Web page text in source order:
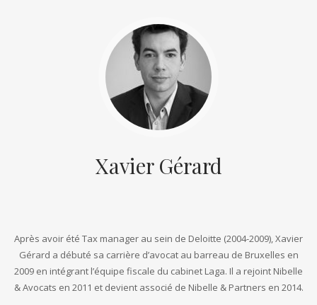
Xavier Gérard
Après avoir été Tax manager au sein de Deloitte (2004-2009), Xavier
Gérard a débuté sa carrière d’avocat au barreau de Bruxelles en
2009 en intégrant l’équipe fiscale du cabinet Laga. Il a rejoint Nibelle
& Avocats en 2011 et devient associé de Nibelle & Partners en 2014.